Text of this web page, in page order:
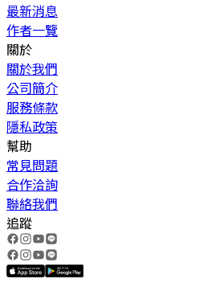
最新消息
作者一覽
關於
關於我們
公司簡介
服務條款
隱私政策
幫助
常見問題
合作洽詢
聯絡我們
追蹤